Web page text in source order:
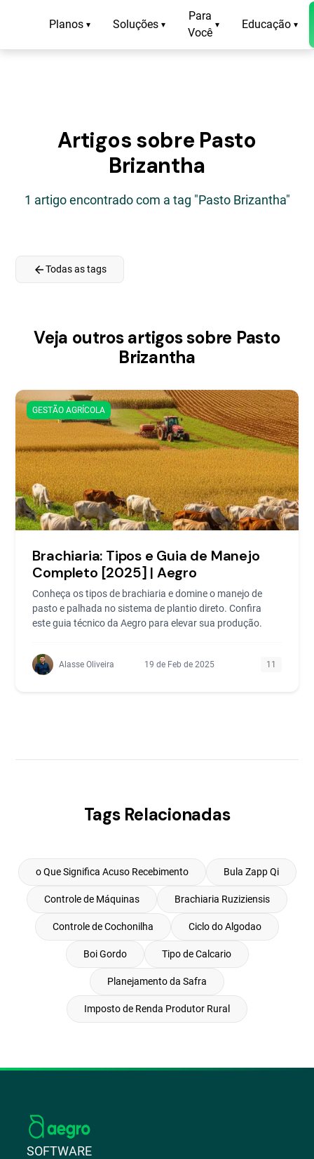
Planos ▾ Soluções ▾
Para
Você
▾ Educação ▾
Artigos sobre Pasto
Brizantha
1 artigo encontrado com a tag "Pasto Brizantha"
arrow_backTodas as tags
Veja outros artigos sobre Pasto
Brizantha
GESTÃO AGRÍCOLA
Brachiaria: Tipos e Guia de Manejo
Completo [2025] | Aegro
Conheça os tipos de brachiaria e domine o manejo de
pasto e palhada no sistema de plantio direto. Confira
este guia técnico da Aegro para elevar sua produção.
Alasse Oliveira 19 de Feb de 2025 11
Tags Relacionadas
o Que Significa Acuso Recebimento Bula Zapp Qi
Controle de Máquinas Brachiaria Ruziziensis
Controle de Cochonilha Ciclo do Algodao
Boi Gordo Tipo de Calcario
Planejamento da Safra
Imposto de Renda Produtor Rural
SOFTWARE